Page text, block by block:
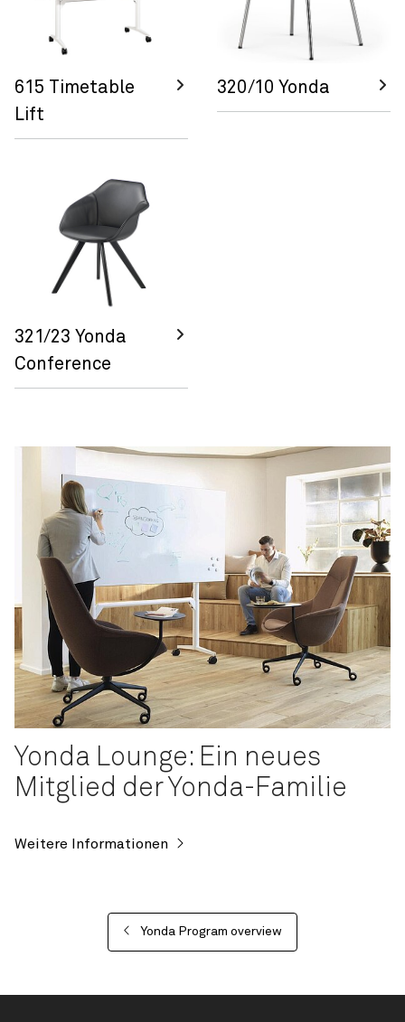
615 Timetable
Lift
320/10 Yonda
321/23 Yonda
Conference
Yonda Lounge: Ein neues
Mitglied der Yonda-Familie
Weitere Informationen
Yonda Program overview